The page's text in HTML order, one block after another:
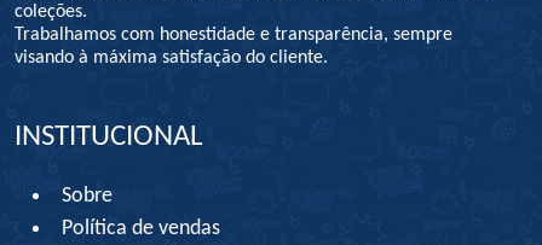
coleções.
Trabalhamos com honestidade e transparência, sempre
visando à máxima satisfação do cliente.
INSTITUCIONAL
Sobre
Política de vendas